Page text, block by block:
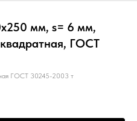
мм, s= 6 мм,
ГОСТ
ГОСТ 30245-2003 т